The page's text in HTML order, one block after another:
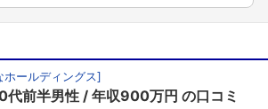
ールディングス]
代前半男性 年収900万円 の口コミ